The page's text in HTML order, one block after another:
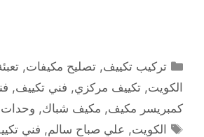
التصنيفات
تركيب تكييف,تصليح مكيفات,
الكويت, تكييف مركزي, فني تكييف,
كمبريسر مكيف, مكيف شباك, وحدات
الوسوم
الكويت, علي صباح سالم, فني